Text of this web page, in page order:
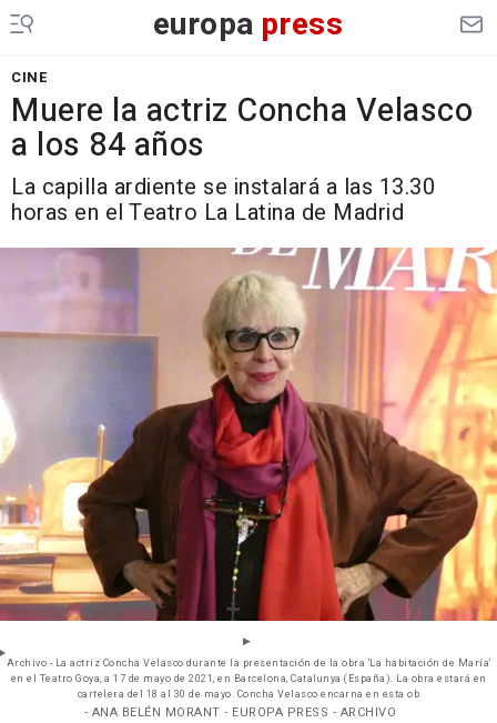
europa press
CINE
Muere la actriz Concha Velasco
a los 84 años
La capilla ardiente se instalará a las 13.30
horas en el Teatro La Latina de Madrid
Archivo - La actriz Concha Velasco durante la presentación de la obra 'La habitación de María'
en el Teatro Goya, a 17 de mayo de 2021, en Barcelona, Catalunya (España). La obra estará en
cartelera del 18 al 30 de mayo. Concha Velasco encarna en esta ob
- ANA BELÉN MORANT - EUROPA PRESS - ARCHIVO